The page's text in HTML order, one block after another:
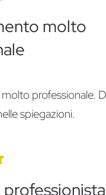
molto
professionale.
spiegazioni.